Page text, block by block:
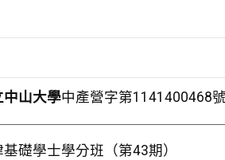
中山大學中產營字第1141400468
礎學士學分班（第43期）